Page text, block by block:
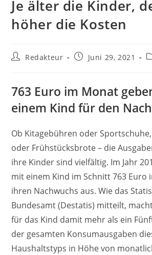
Je älter die Kinder,
höher die Kosten
Beitrags-
Redakteur
BeitragJuni 29, 2021
763 Euro im Monat
einem Kind für den
Ob Kitagebühren oder
oder Frühstücksbrote – die
ihre Kinder sind vielfältig. Im Jahr
mit einem Kind im Schnitt 763 Euro
ihren Nachwuchs aus. Wie das
Bundesamt (Destatis) mitteilt,
für das Kind damit mehr als ein
der gesamten Konsumausgaben
Haushaltstyps in Höhe von